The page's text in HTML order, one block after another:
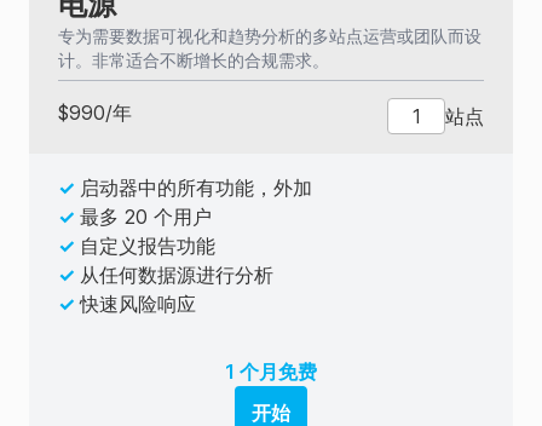
专为需要数据可视化和趋势分析的多站点运营或团队而设
计。非常适合不断增长的合规需求。
$990/年 站点
✓ 启动器中的所有功能，外加
✓ 最多 20 个用户
✓ 自定义报告功能
✓ 从任何数据源进行分析
✓ 快速风险响应
1 个月免费
开始